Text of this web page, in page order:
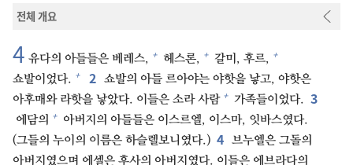
전체 개요
4 유다의 아들들은 베레스, + 헤스론, + 갈미, 후르, +
쇼발이었다. + 2 쇼발의 아들 르아야는 야핫을 낳고, 야핫은
아후매와 라핫을 낳았다. 이들은 소라 사람 + 가족들이었다. 3
에담의 + 아버지의 아들들은 이스르엘, 이스마, 잇바스였다.
(그들의 누이의 이름은 하슬렐보니였다.) 4 브누엘은 그돌의
아버지였으며 에셀은 후사의 아버지였다. 이들은 에브라다의